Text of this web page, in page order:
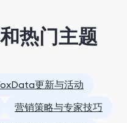
热门主题
更新与活动
营销策略与专家技巧